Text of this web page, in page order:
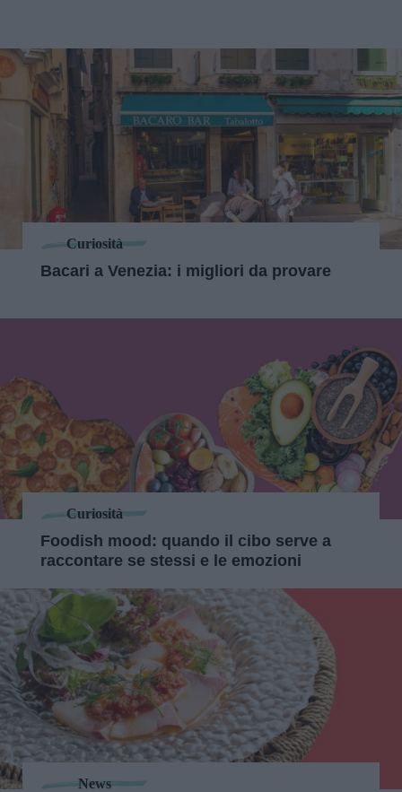
Curiosità
Bacari a Venezia: i migliori da provare
Curiosità
Foodish mood: quando il cibo serve a
raccontare se stessi e le emozioni
News